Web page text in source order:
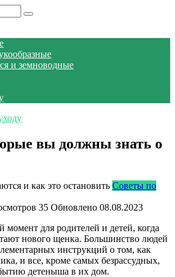
и земноводные
вы должны знать о
Советы по
35 Обновлено 08.08.2023
момент для родителей и детей, когда
нового щенка. Большинство людей
инструкций о том, как
и все, кроме самых безрассудных,
детеныша в их дом.